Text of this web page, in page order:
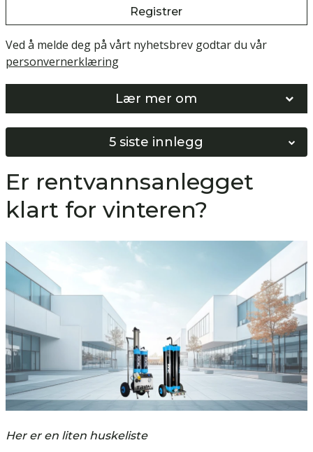
Registrer
Ved å melde deg på vårt nyhetsbrev godtar du vår
personvernerklæring
Lær mer om
5 siste innlegg
Norges Beste Vinduspusser 2026
Softwash vs Høyttrykkspyling
Hvordan bunnskure gulv?
Hvordan nøytralisere gulv?
Er rentvannsanlegget
klart for vinteren?
Her er en liten huskeliste